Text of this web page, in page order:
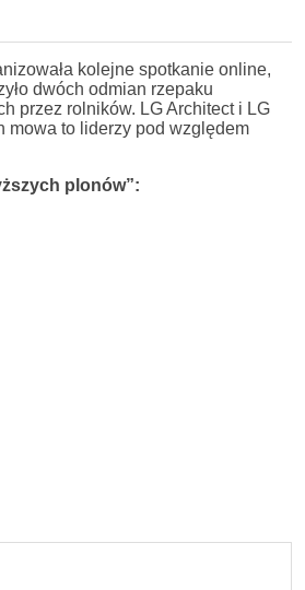
kolejne spotkanie online,
dwóch odmian rzepaku
przez rolników. LG Architect i LG
mowa to liderzy pod względem
plonów”: